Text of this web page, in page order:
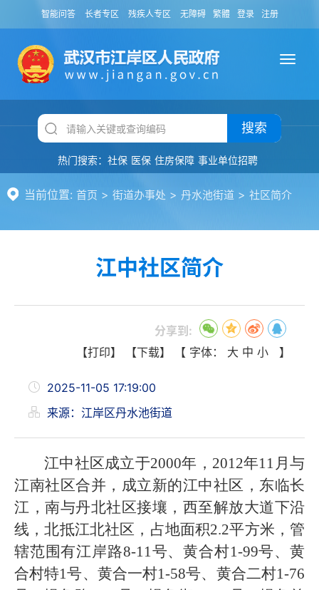
智能问答 长者专区 残疾人专区 无障碍 繁體 登录 注册
搜索
热门搜索： 社保 医保 住房保障 事业单位招聘
当前位置: 首页 > 街道办事处 > 丹水池街道 > 社区简介
江中社区简介
分享到:
【打印】
【下载】 【 字体： 大 中 小 】
2025-11-05 17:19:00
来源：江岸区丹水池街道
江中社区成立于2000年 ， 2012年11月与
江南社区合并 ， 成立新的江中社区 ，东临长
江，南与丹北社区接壤，西至解放大道下沿
线，北抵江北社区， 占地面积2.2平方米 ， 管
辖范围有江岸路8-11号、黄合村1-99号、黄
合村特1号、黄合一村1-58号、黄合二村1-76